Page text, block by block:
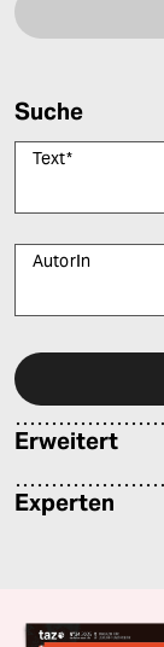
Suche
Text*
AutorIn
Erweitert
Experten